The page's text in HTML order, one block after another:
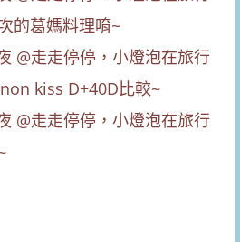
的葛媽料理唷~
kiss D+40D比較~